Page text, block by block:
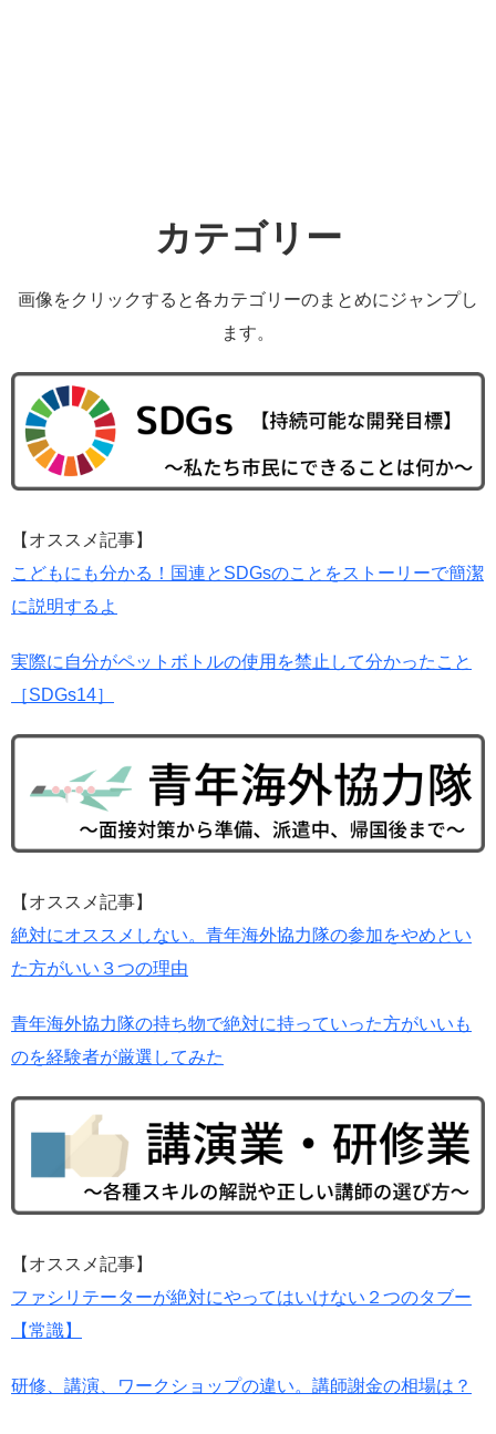
カテゴリー
画像をクリックすると各カテゴリーのまとめにジャンプし
ます。
【オススメ記事】
こどもにも分かる！国連とSDGsのことをストーリーで簡潔
に説明するよ
実際に自分がペットボトルの使用を禁止して分かったこと
［SDGs14］
【オススメ記事】
絶対にオススメしない。青年海外協力隊の参加をやめとい
た方がいい３つの理由
青年海外協力隊の持ち物で絶対に持っていった方がいいも
のを経験者が厳選してみた
【オススメ記事】
ファシリテーターが絶対にやってはいけない２つのタブー
【常識】
研修、講演、ワークショップの違い。講師謝金の相場は？